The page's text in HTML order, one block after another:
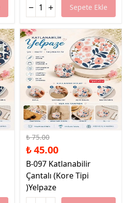
Sepete Ekle
%40 İndirim
₺ 75.00
₺ 45.00
B-097 Katlanabilir
Çantalı (Kore Tipi
)Yelpaze